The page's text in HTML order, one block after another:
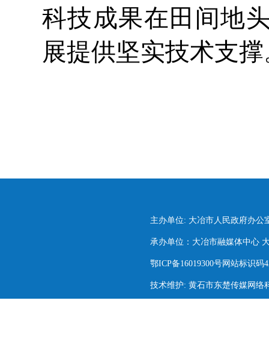
科技成果在田间地
展提供坚实技术支
主办单位: 大冶市人民政府办公
承办单位：大冶市融媒体中心
鄂ICP备16019300号网站标识码
技术维护: 黄石市东楚传媒网络